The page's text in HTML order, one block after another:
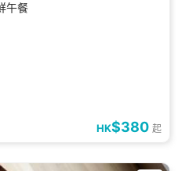
午餐
HK$380 起